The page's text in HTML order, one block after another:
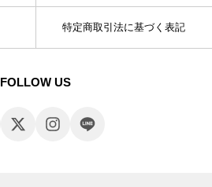
特定商取引法に基づく表記
FOLLOW US